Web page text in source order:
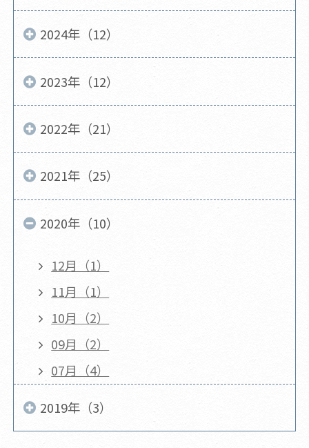
2024年（12）
2023年（12）
2022年（21）
2021年（25）
2020年（10）
12月（1）
11月（1）
10月（2）
09月（2）
07月（4）
2019年（3）